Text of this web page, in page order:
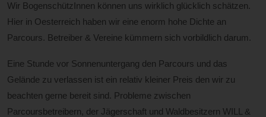
Wir BogenschützInnen können uns wirklich glücklich schätzen.
Hier in Oesterreich haben wir eine enorm hohe Dichte an
Parcours. Betreiber & Vereine kümmern sich vorbildlich darum.
Eine Stunde vor Sonnenuntergang den Parcours und das
Gelände zu verlassen ist ein relativ kleiner Preis den wir zu
beachten gerne bereit sind. Probleme zwischen
Parcoursbetreibern, der Jägerschaft und Waldbesitzern WILL &